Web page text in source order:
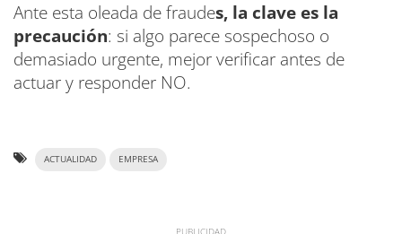
Ante esta oleada de fraudes, la clave es la
precaución: si algo parece sospechoso o
demasiado urgente, mejor verificar antes de
actuar y responder NO.
ACTUALIDAD EMPRESA